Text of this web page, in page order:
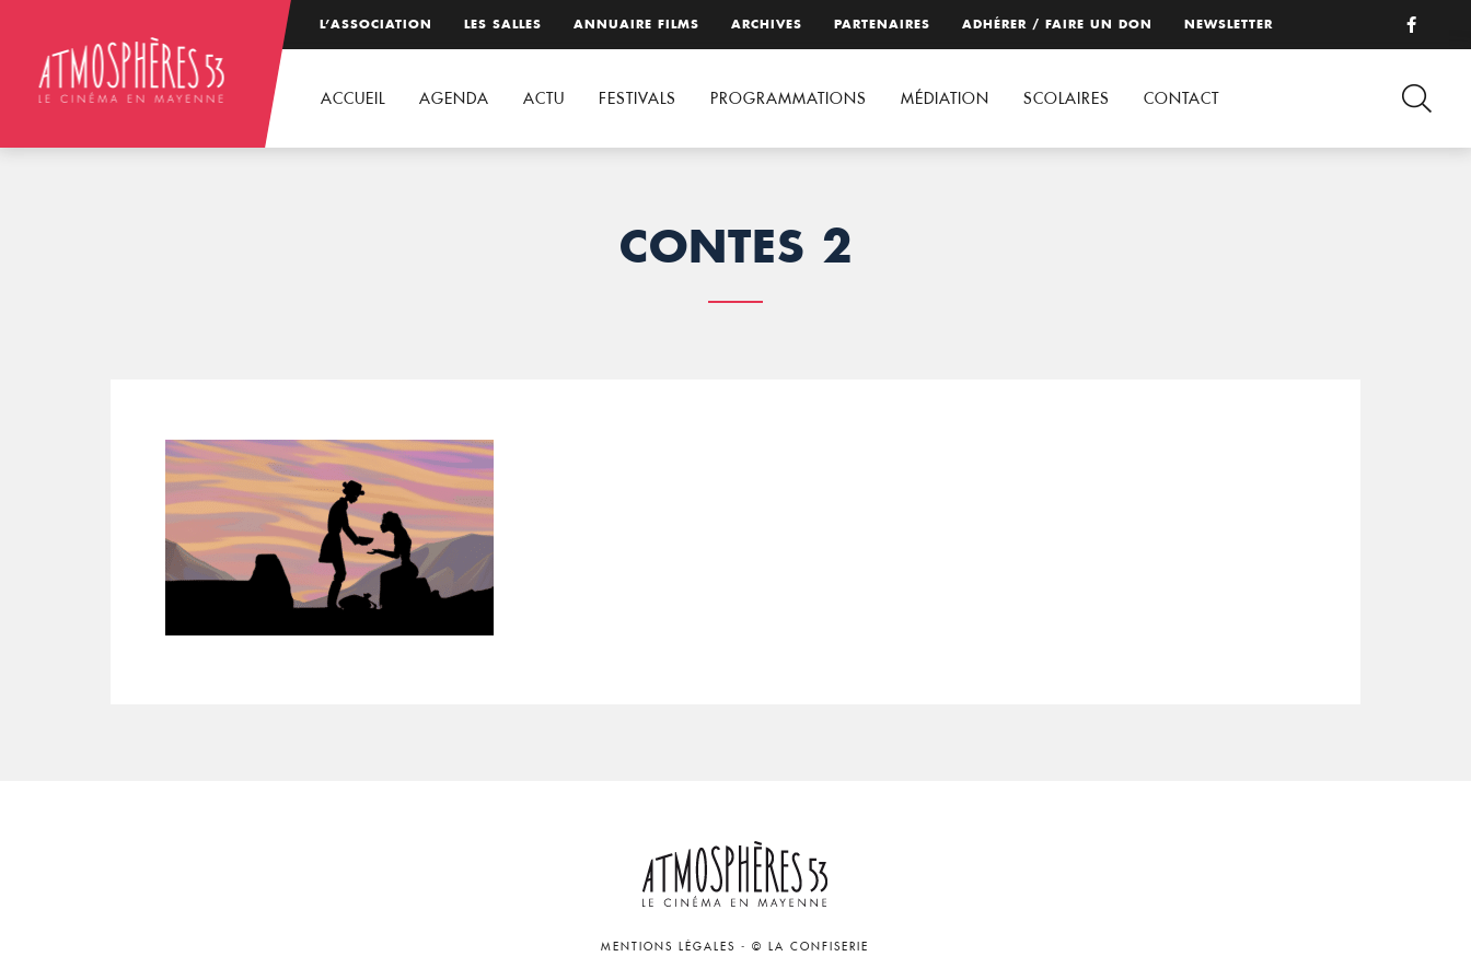
L’ASSOCIATION LES SALLES ANNUAIRE FILMS ARCHIVES PARTENAIRES ADHÉRER / FAIRE UN DON NEWSLETTER
ACCUEIL AGENDA ACTU FESTIVALS PROGRAMMATIONS MÉDIATION SCOLAIRES CONTACT
CONTES 2
MENTIONS LÉGALES -© LA CONFISERIE